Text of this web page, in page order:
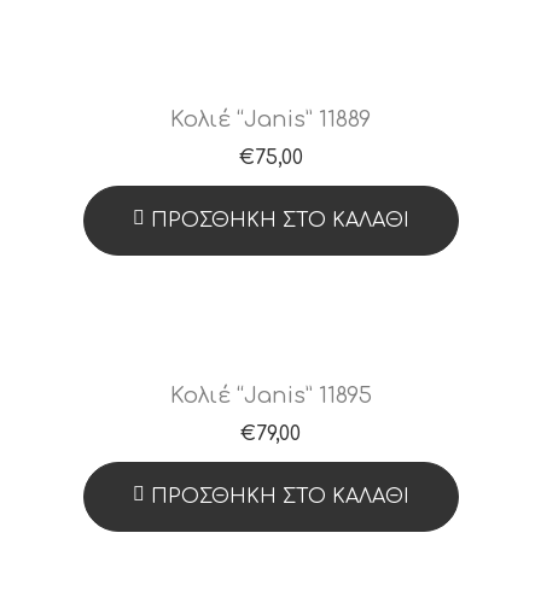
Κολιέ “Janis” 11889
€75,00
ΠΡΟΣΘΉΚΗ ΣΤΟ ΚΑΛΆΘΙ
Κολιέ “Janis” 11895
€79,00
ΠΡΟΣΘΉΚΗ ΣΤΟ ΚΑΛΆΘΙ